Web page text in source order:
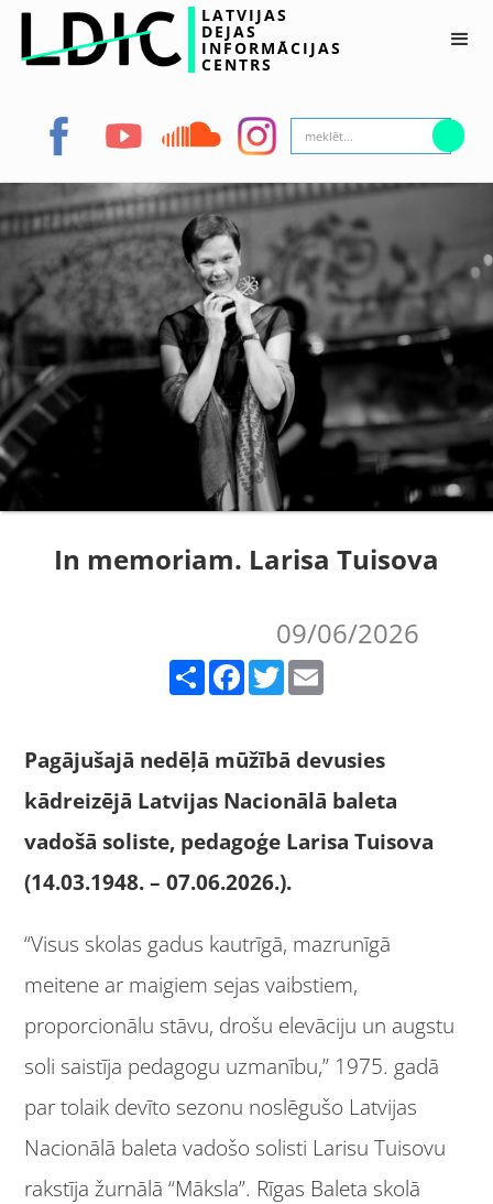
LATVIJAS
DEJAS
INFORMĀCIJAS
CENTRS
In memoriam. Larisa Tuisova
09/06/2026
Share Facebook Twitter
Pagājušajā nedēļā mūžībā devusies
kādreizējā Latvijas Nacionālā baleta
vadošā soliste, pedagoģe Larisa Tuisova
(14.03.1948. – 07.06.2026.).
“Visus skolas gadus kautrīgā, mazrunīgā
meitene ar maigiem sejas vaibstiem,
proporcionālu stāvu, drošu elevāciju un augstu
soli saistīja pedagogu uzmanību,” 1975. gadā
par tolaik devīto sezonu noslēgušo Latvijas
Nacionālā baleta vadošo solisti Larisu Tuisovu
rakstīja žurnālā “Māksla”. Rīgas Baleta skolā